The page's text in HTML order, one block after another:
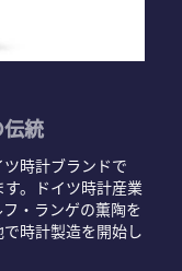
統
時計ブランドで
。ドイツ時計産業
・ランゲの薫陶を
時計製造を開始し